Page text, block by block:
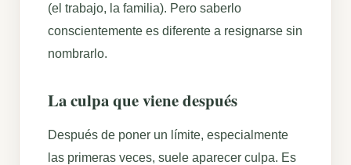
(el trabajo, la familia). Pero saberlo
conscientemente es diferente a resignarse sin
nombrarlo.
La culpa que viene después
Después de poner un límite, especialmente
las primeras veces, suele aparecer culpa. Es